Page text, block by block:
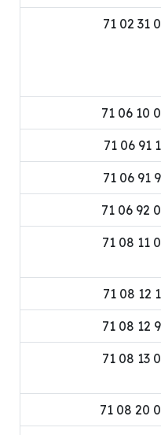
00
00
10
90
00
00
10
90
00
00